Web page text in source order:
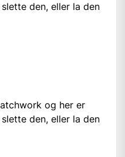
den, eller la den
og her er
den, eller la den